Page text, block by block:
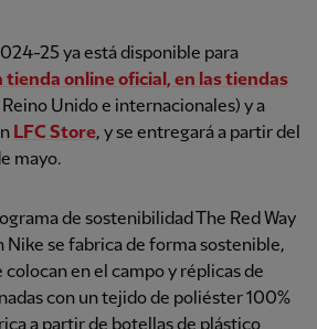
25 ya está disponible para
tienda online oficial, en las tiendas
Unido e internacionales) y a
LFC Store, y se entregará a partir del
mayo.
de sostenibilidad The Red Way
Nike se fabrica de forma sostenible,
colocan en el campo y réplicas de
con un tejido de poliéster 100%